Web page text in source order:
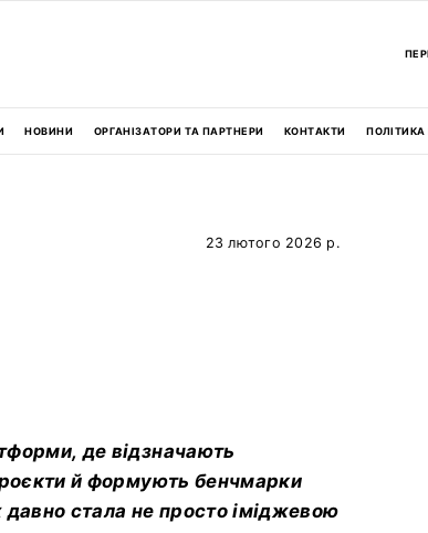
НОВИНИ ОРГАНІЗАТОРИ ТА ПАРТНЕРИ КОНТАКТИ ПОЛІТИКА
23 лютого 2026 р.
де відзначають
й формують бенчмарки
давно стала не просто іміджевою